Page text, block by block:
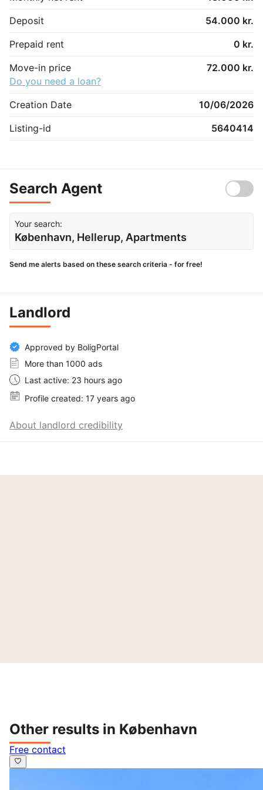
Deposit
54.000 kr.
Prepaid rent
0 kr.
Move-in price
72.000 kr.
Do you need a loan?
Creation Date
10/06/2026
Listing-id
5640414
Search Agent
Your search:
København, Hellerup, Apartments
Send me alerts based on these search criteria - for free!
Landlord
Approved by BoligPortal
More than 1000 ads
Last active: 23 hours ago
Profile created: 17 years ago
About landlord credibility
Other results in København
Free contact